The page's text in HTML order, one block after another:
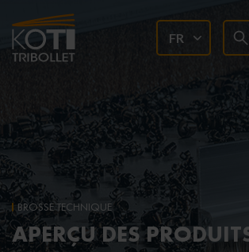
FR
BROSSE TECHNIQUE
APERÇU DES